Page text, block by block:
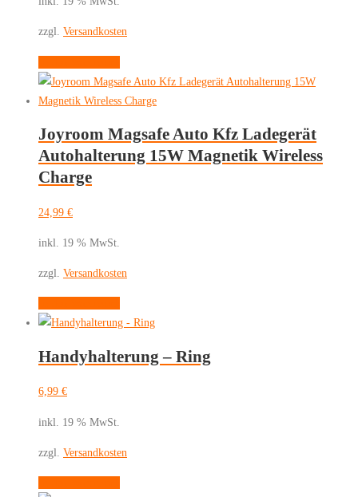
zzgl. Versandkosten
Joyroom Magsafe Auto Kfz Ladegerät
Autohalterung 15W Magnetik Wireless
Charge
24,99 €
inkl. 19 % MwSt.
zzgl. Versandkosten
Handyhalterung – Ring
6,99 €
inkl. 19 % MwSt.
zzgl. Versandkosten